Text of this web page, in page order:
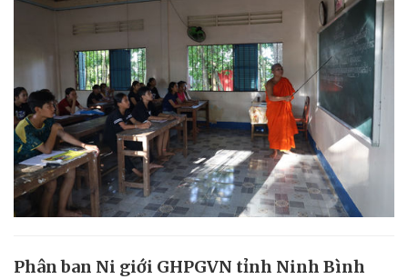
Phân ban Ni giới GHPGVN tỉnh Ninh Bình